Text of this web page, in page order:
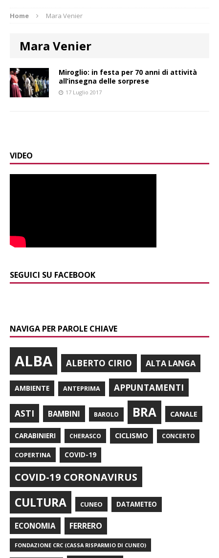
Home Mara Venier
Mara Venier
Miroglio: in festa per 70 anni di attività
all’insegna delle sorprese
17 Luglio 2017
VIDEO
SEGUICI SU FACEBOOK
NAVIGA PER PAROLE CHIAVE
ALBA ALBERTO CIRIO ALTA LANGA
AMBIENTE ANTEPRIMA APPUNTAMENTI
ASTI BAMBINI BAROLO BRA CANALE
CARABINIERI CHERASCO CICLISMO CONCERTO
COPERTINA COVID-19
COVID-19 CORONAVIRUS
CULTURA CUNEO DATAMETEO
ECONOMIA FERRERO
FONDAZIONE CRC (CASSA RISPARMIO DI CUNEO)